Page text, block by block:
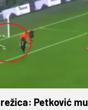
Petković mu